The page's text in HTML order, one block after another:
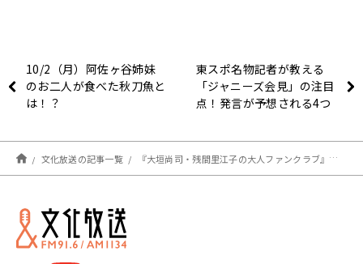
10/2（月）阿佐ヶ谷姉妹
のお二人が食べた秋刀魚と
は！？
東スポ名物記者が教える
「ジャニーズ会見」の注目
点！発言が予想される4つ
文化放送の記事一覧 『大垣尚司・残間里江子の大人ファンクラブ』 アナウンサーに「勧める」日本語とは